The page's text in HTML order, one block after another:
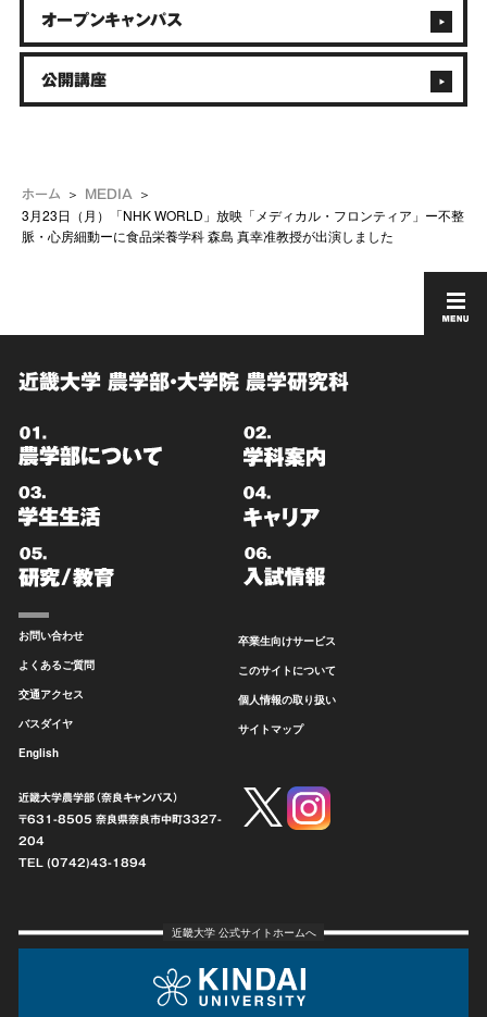
ホーム MEDIA
3月23日（月）「NHK WORLD」放映「メディカル・フロンティア」ー不整
脈・心房細動ーに食品栄養学科 森島 真幸准教授が出演しました
オープンキャンパス
公開講座
近畿大学 農学部・大学院 農学研究科
お問い合わせ
よくあるご質問
交通アクセス
バスダイヤ
English
卒業生向けサービス
このサイトについて
個人情報の取り扱い
サイトマップ
近畿大学農学部（奈良キャンパス）
〒631-8505 奈良県奈良市中町3327-
204
TEL (0742)43-1894
近畿大学 公式サイトホームへ